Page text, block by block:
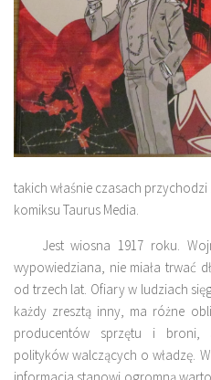
takich właśnie czasach
komiksu Taurus Media.
Jest wiosna 1917 roku.
wypowiedziana, nie miała trwać
od trzech lat. Ofiary w ludziach
każdy zresztą inny, ma różne
producentów sprzętu i broni,
polityków walczących o władzę.